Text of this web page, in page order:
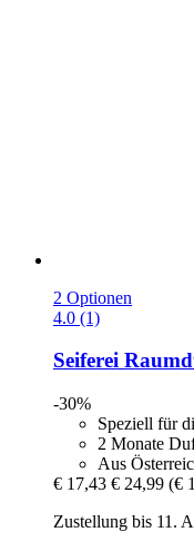
2 Optionen
4.0 (1)
Seiferei
-30%
Speziell für
2 Monate
Aus
€ 17,43 € 24,99 (€
Zustellung bis 11.